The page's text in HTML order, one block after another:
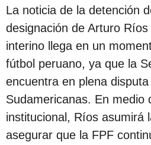
c
a
c
i
ó
n
La noticia de la detención
designación de Arturo
interino llega en un
fútbol peruano, ya que la
encuentra en plena
Sudamericanas. En medio
institucional, Ríos asumirá
asegurar que la FPF